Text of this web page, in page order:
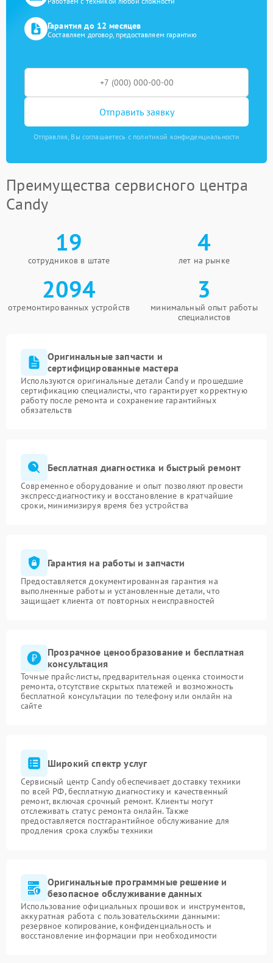
Гарантия до 12 месяцев
Составляем договор, предоставляем гарантию
Отправить заявку
Отправляя, Вы соглашаетесь с политикой конфиденциальности
Преимущества сервисного центра
Candy
19
сотрудников в штате
4
лет на рынке
2094
отремонтированных устройств
3
минимальный опыт работы
специалистов
Оригинальные запчасти и
сертифицированные мастера
Используются оригинальные детали Candy и прошедшие
сертификацию специалисты, что гарантирует корректную
работу после ремонта и сохранение гарантийных
обязательств
Бесплатная диагностика и быстрый ремонт
Современное оборудование и опыт позволяют провести
экспресс-диагностику и восстановление в кратчайшие
сроки, минимизируя время без устройства
Гарантия на работы и запчасти
Предоставляется документированная гарантия на
выполненные работы и установленные детали, что
защищает клиента от повторных неисправностей
Прозрачное ценообразование и бесплатная
консультация
Точные прайс-листы, предварительная оценка стоимости
ремонта, отсутствие скрытых платежей и возможность
бесплатной консультации по телефону или онлайн на
сайте
Широкий спектр услуг
Сервисный центр Candy обеспечивает доставку техники
по всей РФ, бесплатную диагностику и качественный
ремонт, включая срочный ремонт. Клиенты могут
отслеживать статус ремонта онлайн. Также
предоставляется постгарантийное обслуживание для
продления срока службы техники
Оригинальные программные решение и
безопасное обслуживание данных
Использование официальных прошивок и инструментов,
аккуратная работа с пользовательскими данными:
резервное копирование, конфиденциальность и
восстановление информации при необходимости